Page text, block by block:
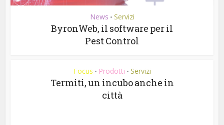
News • Servizi
ByronWeb, il software per il
Pest Control
Focus • Prodotti • Servizi
Termiti, un incubo anche in
città